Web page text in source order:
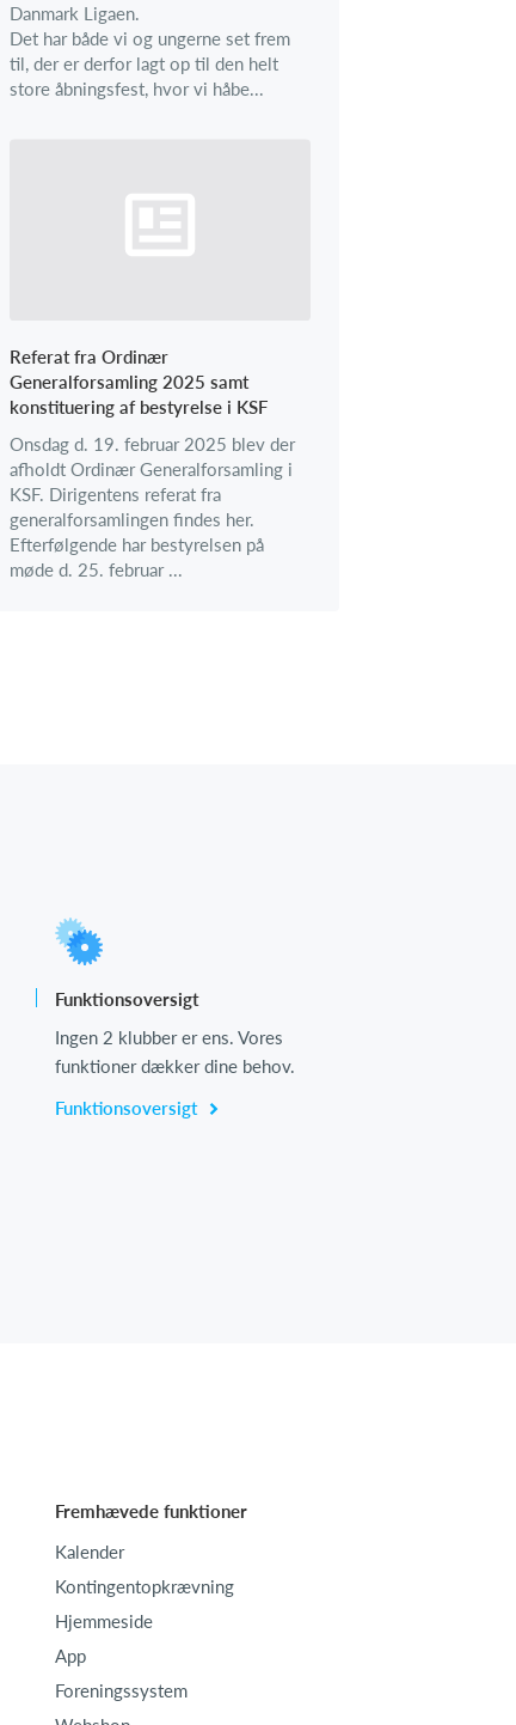
Danmark Ligaen.
Det har både vi og ungerne set frem
til, der er derfor lagt op til den helt
store åbningsfest, hvor vi håbe...
Referat fra Ordinær
Generalforsamling 2025 samt
konstituering af bestyrelse i KSF
Onsdag d. 19. februar 2025 blev der
afholdt Ordinær Generalforsamling i
KSF. Dirigentens referat fra
generalforsamlingen findes her.
Efterfølgende har bestyrelsen på
møde d. 25. februar ...
Funktionsoversigt
Ingen 2 klubber er ens. Vores
funktioner dækker dine behov.
Funktionsoversigt
Fremhævede funktioner
Kalender
Kontingentopkrævning
Hjemmeside
App
Foreningssystem